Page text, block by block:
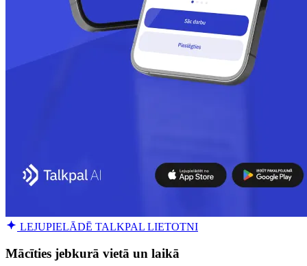
LEJUPIELĀDĒ TALKPAL LIETOTNI
Mācīties jebkurā vietā un laikā